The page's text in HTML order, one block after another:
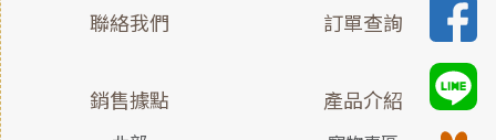
聯絡我們
訂單查詢
銷售據點 產品介紹